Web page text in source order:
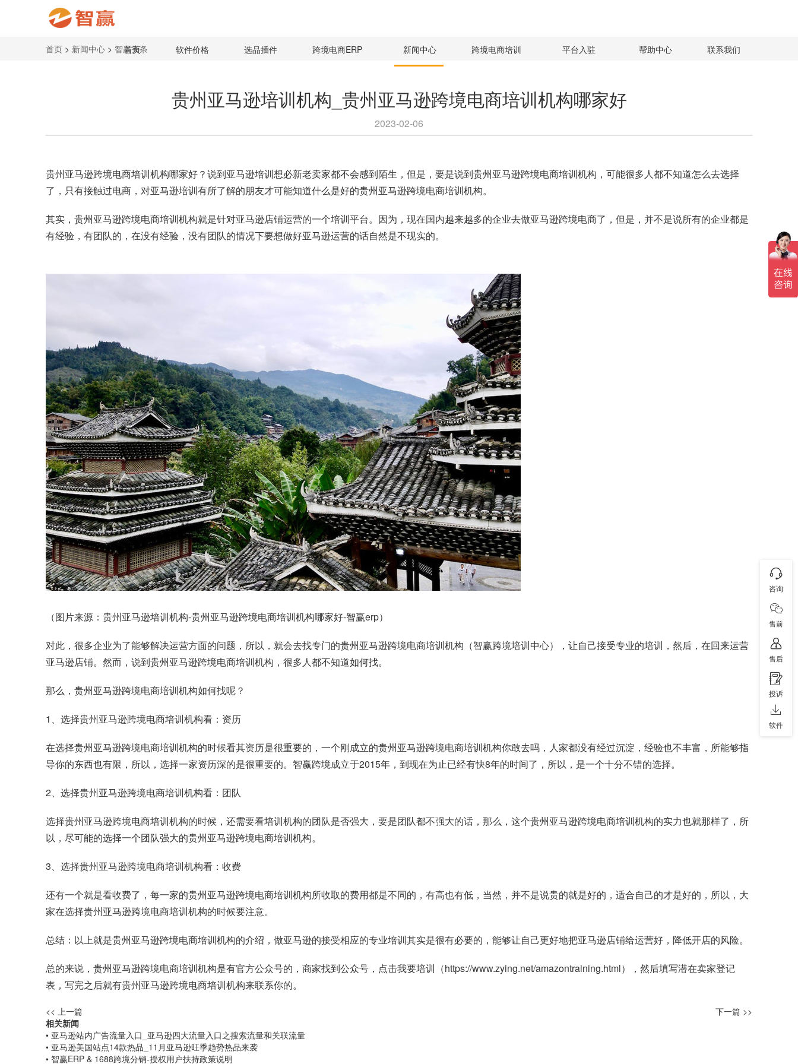
首页 软件价格 选品插件 跨境电商ERP 新闻中心 跨境电商培训 平台入驻 帮助中心 联系我们
首页 > 新闻中心 > 智赢头条
贵州亚马逊培训机构_贵州亚马逊跨境电商培训机构哪家好
2023-02-06
贵州亚马逊跨境电商培训机构哪家好？说到亚马逊培训想必新老卖家都不会感到陌生，但是，要是说到贵州亚马逊跨境电商培训机构，可能很多人都不知道怎么去选择
了，只有接触过电商，对亚马逊培训有所了解的朋友才可能知道什么是好的贵州亚马逊跨境电商培训机构。
其实，贵州亚马逊跨境电商培训机构就是针对亚马逊店铺运营的一个培训平台。因为，现在国内越来越多的企业去做亚马逊跨境电商了，但是，并不是说所有的企业都是
有经验，有团队的，在没有经验，没有团队的情况下要想做好亚马逊运营的话自然是不现实的。
（图片来源：贵州亚马逊培训机构-贵州亚马逊跨境电商培训机构哪家好-智赢erp）
对此，很多企业为了能够解决运营方面的问题，所以，就会去找专门的贵州亚马逊跨境电商培训机构（智赢跨境培训中心），让自己接受专业的培训，然后，在回来运营
亚马逊店铺。然而，说到贵州亚马逊跨境电商培训机构，很多人都不知道如何找。
那么，贵州亚马逊跨境电商培训机构如何找呢？
1、选择贵州亚马逊跨境电商培训机构看：资历
在选择贵州亚马逊跨境电商培训机构的时候看其资历是很重要的，一个刚成立的贵州亚马逊跨境电商培训机构你敢去吗，人家都没有经过沉淀，经验也不丰富，所能够指
导你的东西也有限，所以，选择一家资历深的是很重要的。 智赢跨境成立于2015年，到现在为止已经有快8年的时间了，所以，是一个十分不错的选择。
2、选择贵州亚马逊跨境电商培训机构看：团队
选择贵州亚马逊跨境电商培训机构的时候，还需要看培训机构的团队是否强大，要是团队都不强大的话，那么，这个贵州亚马逊跨境电商培训机构的实力也就那样了，所
以，尽可能的选择一个团队强大的贵州亚马逊跨境电商培训机构。
3、选择贵州亚马逊跨境电商培训机构看：收费
还有一个就是看收费了，每一家的贵州亚马逊跨境电商培训机构所收取的费用都是不同的，有高也有低，当然，并不是说贵的就是好的，适合自己的才是好的，所以，大
家在选择贵州亚马逊跨境电商培训机构的时候要注意。
总结：以上就是贵州亚马逊跨境电商培训机构的介绍，做亚马逊的接受相应的专业培训其实是很有必要的，能够让自己更好地把亚马逊店铺给运营好，降低开店的风险。
总的来说，贵州亚马逊跨境电商培训机构是有官方公众号的，商家找到公众号，点击我要培训（https://www.zying.net/amazontraining.html），然后填写潜在卖家登记
表，写完之后就有贵州亚马逊跨境电商培训机构来联系你的。
<< 上一篇
下一篇 >>
相关新闻
• 亚马逊站内广告流量入口_亚马逊四大流量入口之搜索流量和关联流量
• 亚马逊美国站点14款热品_11月亚马逊旺季趋势热品来袭
• 智赢ERP & 1688跨境分销-授权用户扶持政策说明
咨询
售前
售后
投诉
软件